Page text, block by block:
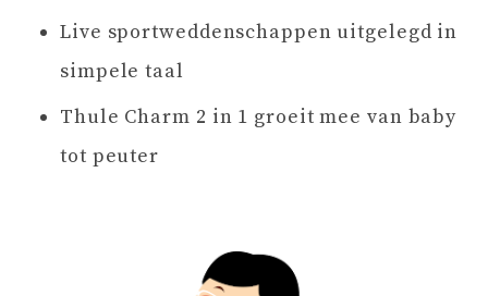
Live sportweddenschappen uitgelegd in
simpele taal
Thule Charm 2 in 1 groeit mee van baby
tot peuter